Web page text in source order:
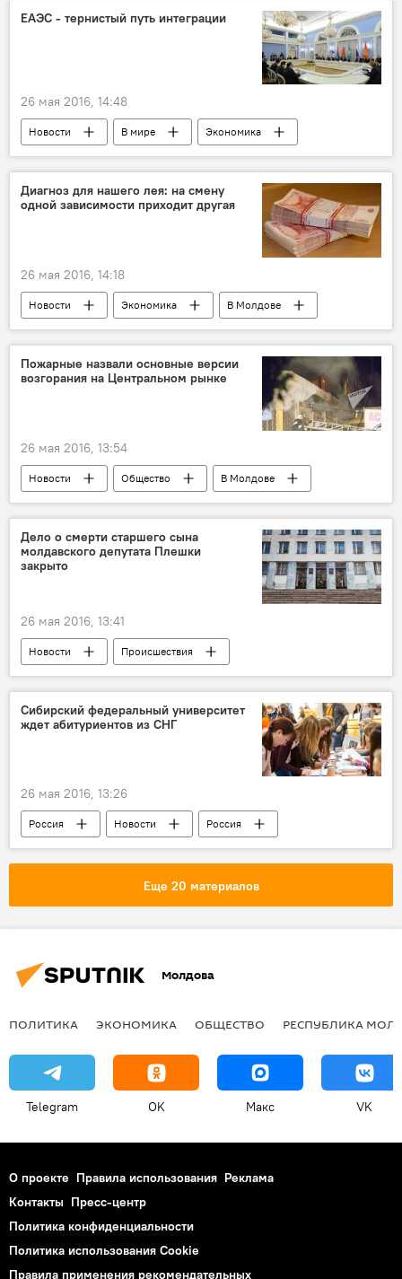
Республика Молдова
Людмила Лащенова
ЕАЭС - тернистый путь интеграции
26 мая 2016, 14:48
Новости В мире
Экономика
Мнение
Казахстан
Россия
Таджикистан
Республика Молдова
ЕАЭС
интеграция Беларусь
Диагноз для нашего лея: на смену
одной зависимости приходит другая
26 мая 2016, 14:18
Новости Экономика
В Молдове
Республика Молдова
Виорел Гырбу
молдавский лей
оценка курс
Пожарные назвали основные версии
возгорания на Центральном рынке
26 мая 2016, 13:54
Новости Общество
В Молдове
Республика Молдова
Анатол Виничук
расследование
версии
Центральный рынок
Дело о смерти старшего сына
молдавского депутата Плешки
закрыто
26 мая 2016, 13:41
Новости
Происшествия
В Молдове
Республика Молдова
Нае-Симион Плешка
Дан Плешка
уголовное дело
Сибирский федеральный университет
ждет абитуриентов из СНГ
26 мая 2016, 13:26
Россия Новости
Россия
Красноярск
студенты
прием
Еще 20 материалов
Молдова
ПОЛИТИКА ЭКОНОМИКА ОБЩЕСТВО РЕСПУБЛИКА
Telegram OK Макс VK
О проекте Правила использования Реклама
Контакты Пресс-центр
Политика конфиденциальности
Политика использования Cookie
Правила применения рекомендательных